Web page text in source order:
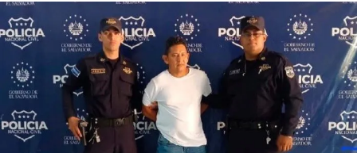
Según datos del Observatorio Nacional de Seguridad
Vial, entre el 1 de enero y el 4 de agosto de 2026 se han
registrado 13,494 accidentes de tránsito, con 9,372
personas lesionadas y 865 fallecidas. Las principales
causas continúan siendo la distracción del conductor, la
invasión de carril, el no respeto a las señales
prioritarias, no guardar la distancia de seguridad y la
velocidad inadecuada.